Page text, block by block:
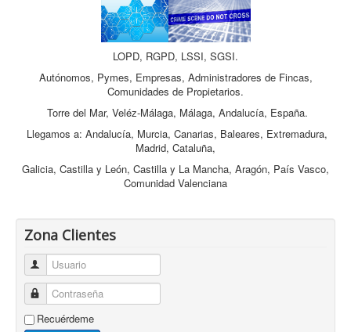
LOPD, RGPD, LSSI, SGSI.
Autónomos, Pymes, Empresas, Administradores de Fincas,
Comunidades de Propietarios.
Torre del Mar, Veléz-Málaga, Málaga, Andalucía, España.
Llegamos a: Andalucía, Murcia, Canarias, Baleares, Extremadura,
Madrid, Cataluña,
Galicia, Castilla y León, Castilla y La Mancha, Aragón, País Vasco,
Comunidad Valenciana
Zona Clientes
Usuario
Contraseña
Recuérdeme